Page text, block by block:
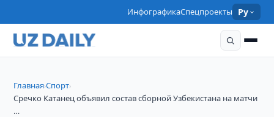
ИнфографикаСпецпроекты Ру
Главная›Спорт›
Сречко Катанец объявил состав сборной Узбекистана на матчи
…